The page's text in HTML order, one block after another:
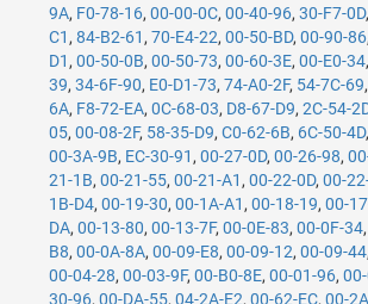
9A, F0-78-16,00-00-0C,00-40-96,30-F7-0D,
C1 ,84-B2-61 ,70-E4-22,00-50-BD,00-90-86
D1 ,00-50-0B,00-50-73,00-60-3E,00-E0-34
39,34-6F-90, E0-D1-73,74-A0-2F, 54-7C-69,
6A, F8-72-EA,0C-68-03, D8-67-D9,2C-54-
05,00-08-2F, 58-35-D9,C0-62-6B, 6C-50-4D,
00-3A-9B, EC-30-91 ,00-27-0D,00-26-98,
21-1B,00-21-55,00-21-A1 ,00-22-0D,00-
1B-D4,00-19-30,00-1A-A1 ,00-18-19,00-
DA,00-13-80,00-13-7F,00-0E-83,00-0F-34
B8,00-0A-8A,00-09-E8,00-09-12,00-09-44
00-04-28,00-03-9F,00-B0-8E,00-01-96,
30-96,00-DA-55,04-2A-E2,00-62-EC,00-